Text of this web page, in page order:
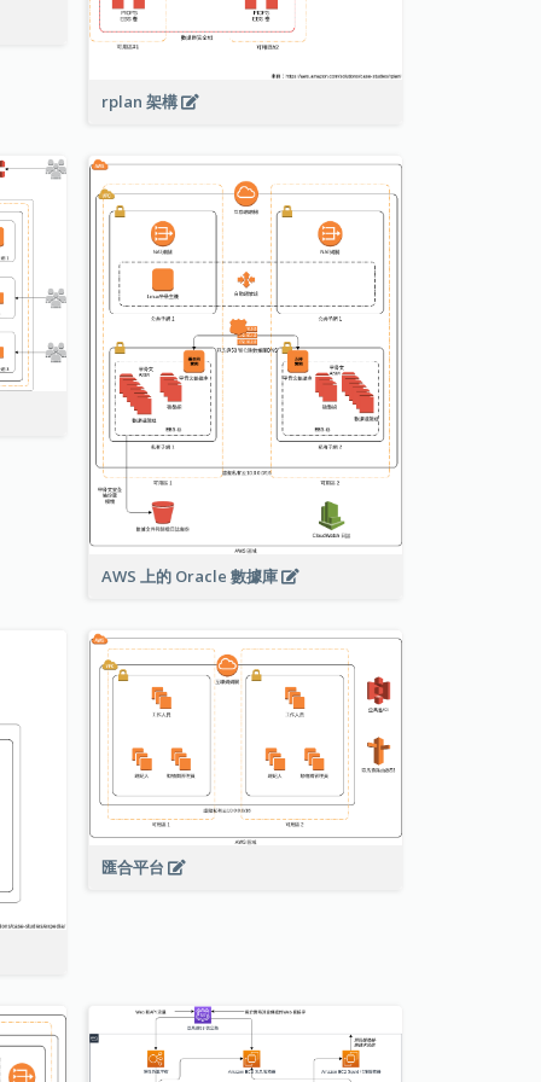
rplan 架構
AWS 上的 Oracle 數據庫
匯合平台